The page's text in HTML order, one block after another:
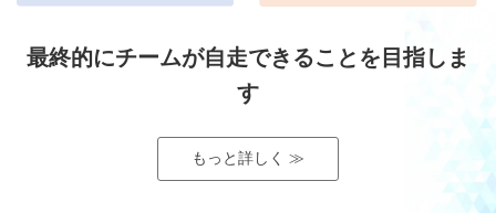
最終的にチームが自走できることを目指しま
す
もっと詳しく ≫